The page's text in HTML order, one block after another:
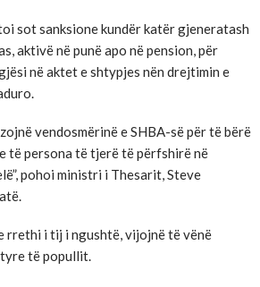
sot sanksione kundër katër gjeneratash
aktivë në punë apo në pension, për
në aktet e shtypjes nën drejtimin e
vendosmërinë e SHBA-së për të bërë
të persona të tjerë të përfshirë në
pohoi ministri i Thesarit, Steve
rrethi i tij i ngushtë, vijojnë të vënë
të popullit.